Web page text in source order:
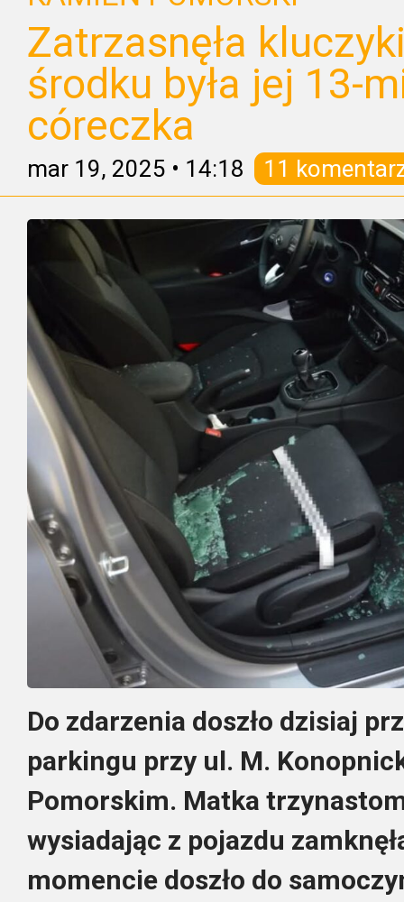
Zatrzasnęła
środku była jej 13-
córeczka
mar 19, 2025 • 14:18 11
Do zdarzenia doszło dzisiaj
parkingu przy ul. M.
Pomorskim. Matka
wysiadając z pojazdu
momencie doszło do